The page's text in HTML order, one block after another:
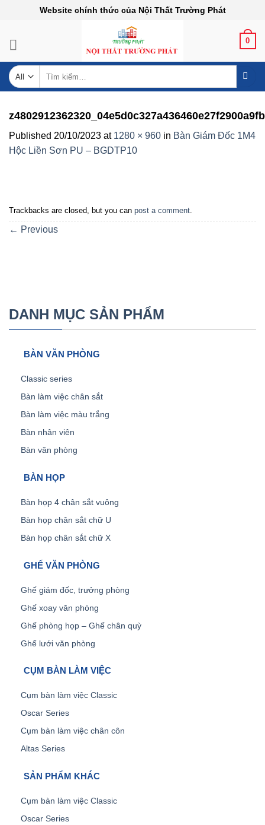
Website chính thức của Nội Thất Trường Phát
0
kiếm:
Published 20/10/2023 at 1280 × 960 in Bàn Giám Đốc 1M4
Hộc Liền Sơn PU – BGDTP10
Trackbacks are closed, but you can post a comment.
← Previous
DANH MỤC SẢN PHẨM
BÀN VĂN PHÒNG
Classic series
Bàn làm việc chân sắt
Bàn làm việc màu trắng
Bàn nhân viên
Bàn văn phòng
BÀN HỌP
Bàn họp 4 chân sắt vuông
Bàn họp chân sắt chữ U
Bàn họp chân sắt chữ X
GHẾ VĂN PHÒNG
Ghế giám đốc, trưởng phòng
Ghế xoay văn phòng
Ghế phòng họp – Ghế chân quỳ
Ghế lưới văn phòng
CỤM BÀN LÀM VIỆC
Cụm bàn làm việc Classic
Oscar Series
Cụm bàn làm việc chân côn
Altas Series
SẢN PHẨM KHÁC
Cụm bàn làm việc Classic
Oscar Series